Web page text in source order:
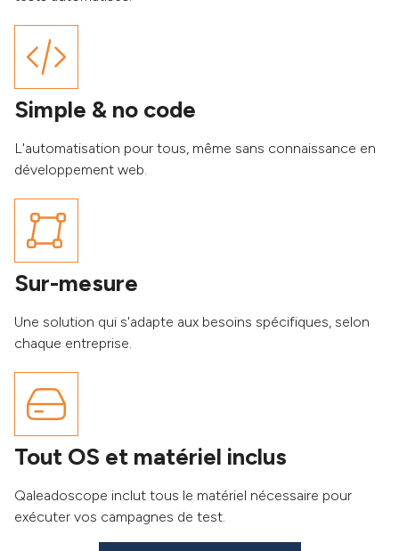
Simple & no code
L'automatisation pour tous, même sans connaissance en
développement web.
Sur-mesure
Une solution qui s'adapte aux besoins spécifiques, selon
chaque entreprise.
Tout OS et matériel inclus
Qaleadoscope inclut tous le matériel nécessaire pour
exécuter vos campagnes de test.